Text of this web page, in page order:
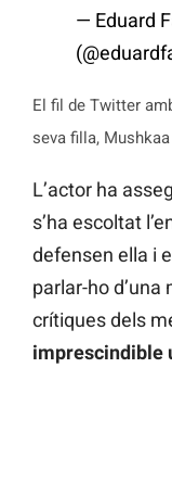
— Eduard
El fil de Twitter
seva filla, Mushkaa
L’actor ha
s’ha escoltat
defensen ella i
parlar-ho
crítiques dels
imprescindible